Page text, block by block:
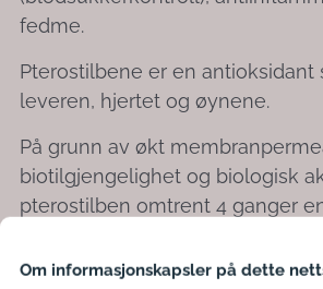
fedme.
Pterostilbene er en antioksidant
leveren, hjertet og øynene.
På grunn av økt
biotilgjengelighet og biologisk
pterostilben omtrent 4 ganger
mer effektivt. Det har også vist
Om informasjonskapsler på dette